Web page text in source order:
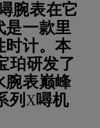
腕表在它
是一款里
时计。本
珀研发了
腕表巅峰
列X噚机